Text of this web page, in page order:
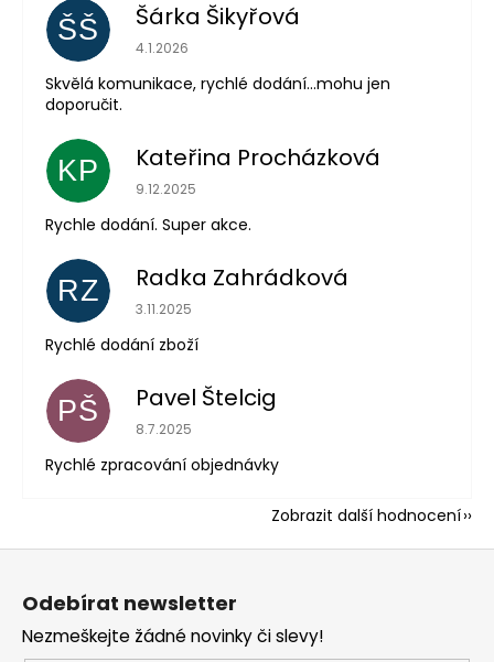
ŠŠ Šárka Šikyřová
Hodnocení obchodu je 5 z 5 hvězdiček.
4.1.2026
Skvělá komunikace, rychlé dodání...mohu jen
doporučit.
KP Kateřina Procházková
Hodnocení obchodu je 5 z 5 hvězdiček.
9.12.2025
Rychle dodání. Super akce.
RZ Radka Zahrádková
Hodnocení obchodu je 5 z 5 hvězdiček.
3.11.2025
Rychlé dodání zboží
PŠ Pavel Štelcig
Hodnocení obchodu je 5 z 5 hvězdiček.
8.7.2025
Rychlé zpracování objednávky
Zobrazit další hodnocení
Z
Odebírat newsletter
Nezmeškejte žádné novinky či slevy!